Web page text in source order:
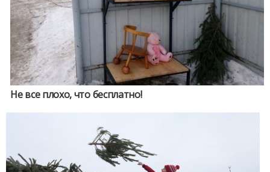
Не все плохо, что бесплатно!